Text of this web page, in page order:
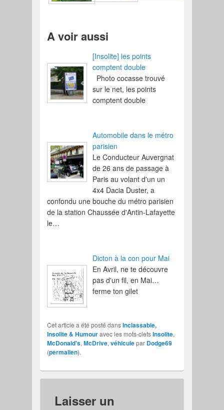
A voir aussi
[Insolite] les points
comptent double
Photo cocasse trouvé
sur le net, les points
comptent double
Automobile dans le métro
parisien
Le Conducteur Auvergnat
de 26 ans de passage à
Paris au volant d'un un
4x4 Dacia Duster, a
confondu une bouche du métro parisien
de la station Chaussée d'Antin-Lafayette
le…
Dicton à la con pour Mai
En Avril, ne te découvre
pas d'un fil, en Mai…
ferme ton gilet
Cet article a été posté dansInclassable,
Insolite & Humouravec les mots-clefsInsolite,
McDonald's,McDrive,véhiculepar Dodge69
(permalien).
Laisser un